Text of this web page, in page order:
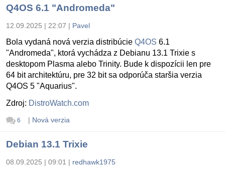
Q4OS 6.1 "Andromeda"
12.09.2025 | 22:07 | Pavel
Bola vydaná nová verzia distribúcie Q4OS 6.1
"Andromeda", ktorá vychádza z Debianu 13.1 Trixie s
desktopom Plasma alebo Trinity. Bude k dispozícii len pre
64 bit architektúru, pre 32 bit sa odporúča staršia verzia
Q4OS 5 "Aquarius".
Zdroj: DistroWatch.com
6 | Nová verzia
Debian 13.1 Trixie
08.09.2025 | 09:01 | redhawk1975